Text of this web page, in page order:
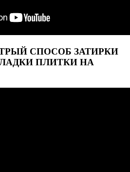
СПОСОБ ЗАТИРКИ
ПЛИТКИ НА